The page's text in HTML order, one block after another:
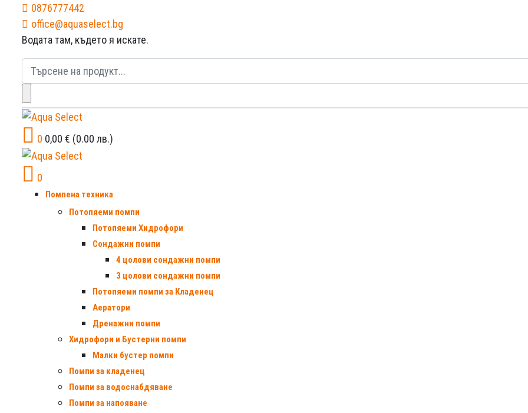
0876777442
office@aquaselect.bg
Водата там, където я искате.
Търсене
за:
0 0,00 € (0.00 лв.)
0
Помпена техника
Потопяеми помпи
Потопяеми Хидрофори
Сондажни помпи
4 цолови сондажни помпи
3 цолови сондажни помпи
Потопяеми помпи за Кладенец
Аератори
Дренажни помпи
Хидрофори и Бустерни помпи
Малки бустер помпи
Помпи за кладенец
Помпи за водоснабдяване
Помпи за напояване